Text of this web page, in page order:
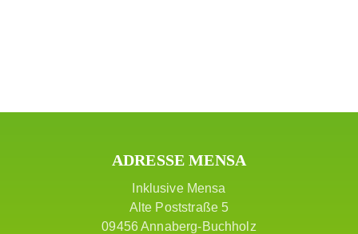
ADRESSE MENSA
Inklusive Mensa
Alte Poststraße 5
09456 Annaberg-Buchholz